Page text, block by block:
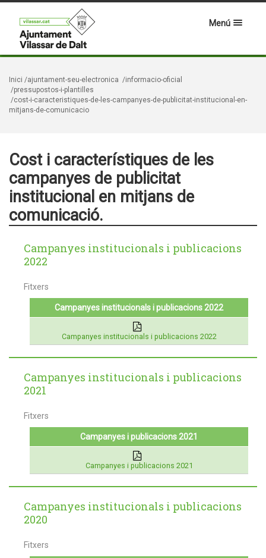
Menú
Inici /ajuntament-seu-electronica /informacio-oficial
/pressupostos-i-plantilles
/cost-i-caracteristiques-de-les-campanyes-de-publicitat-institucional-en-
mitjans-de-comunicacio
Cost i característiques de les
campanyes de publicitat
institucional en mitjans de
comunicació.
Campanyes institucionals i publicacions
2022
Fitxers
Campanyes institucionals i publicacions 2022
Campanyes institucionals i publicacions 2022
Campanyes institucionals i publicacions
2021
Fitxers
Campanyes i publicacions 2021
Campanyes i publicacions 2021
Campanyes institucionals i publicacions
2020
Fitxers